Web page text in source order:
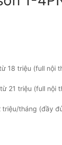
18 triệu (full nội
21 triệu (full nội
tháng (đầy